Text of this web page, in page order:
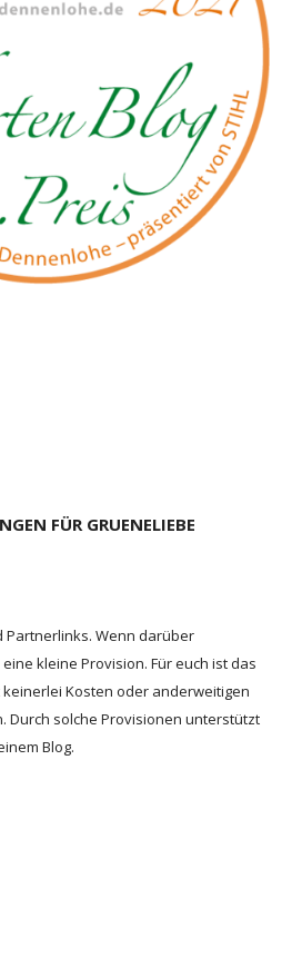
FÜR GRUENELIEBE
Partnerlinks. Wenn darüber
kleine Provision. Für euch ist das
Kosten oder anderweitigen
Durch solche Provisionen unterstützt
Blog.